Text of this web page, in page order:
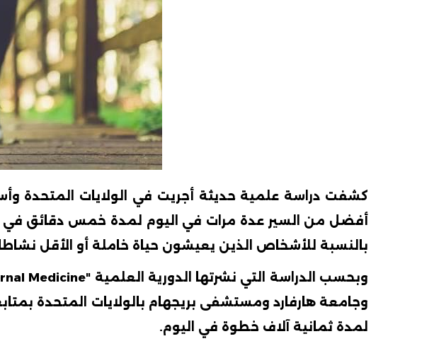
أفضل من السير عدة مرات في اليوم لمدة خمس دقائق في
بالنسبة للأشخاص الذين يعيشون حياة خاملة أو الأقل
لمدة ثمانية آلاف خطوة في اليوم.